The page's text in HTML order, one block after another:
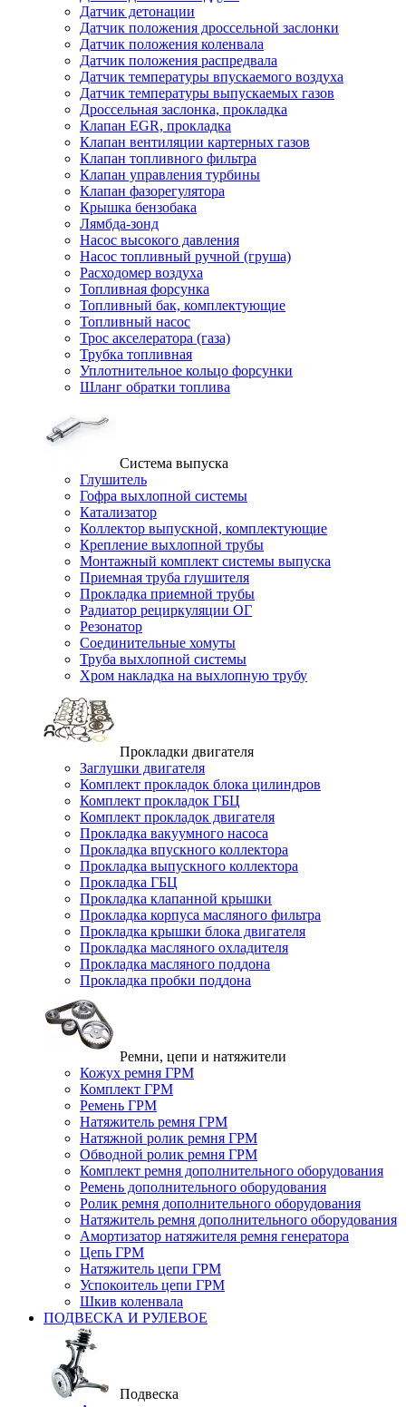
Датчик детонации
Датчик положения дроссельной заслонки
Датчик положения коленвала
Датчик положения распредвала
Датчик температуры впускаемого воздуха
Датчик температуры выпускаемых газов
Дроссельная заслонка, прокладка
Клапан EGR, прокладка
Клапан вентиляции картерных газов
Клапан топливного фильтра
Клапан управления турбины
Клапан фазорегулятора
Крышка бензобака
Лямбда-зонд
Насос высокого давления
Насос топливный ручной (груша)
Расходомер воздуха
Топливная форсунка
Топливный бак, комплектующие
Топливный насос
Трос акселератора (газа)
Трубка топливная
Уплотнительное кольцо форсунки
Шланг обратки топлива
Система выпуска
Глушитель
Гофра выхлопной системы
Катализатор
Коллектор выпускной, комплектующие
Крепление выхлопной трубы
Монтажный комплект системы выпуска
Приемная труба глушителя
Прокладка приемной трубы
Радиатор рециркуляции ОГ
Резонатор
Соединительные хомуты
Труба выхлопной системы
Хром накладка на выхлопную трубу
Прокладки двигателя
Заглушки двигателя
Комплект прокладок блока цилиндров
Комплект прокладок ГБЦ
Комплект прокладок двигателя
Прокладка вакуумного насоса
Прокладка впускного коллектора
Прокладка выпускного коллектора
Прокладка ГБЦ
Прокладка клапанной крышки
Прокладка корпуса масляного фильтра
Прокладка крышки блока двигателя
Прокладка масляного охладителя
Прокладка масляного поддона
Прокладка пробки поддона
Ремни, цепи и натяжители
Кожух ремня ГРМ
Комплект ГРМ
Ремень ГРМ
Натяжитель ремня ГРМ
Натяжной ролик ремня ГРМ
Обводной ролик ремня ГРМ
Комплект ремня дополнительного оборудования
Ремень дополнительного оборудования
Ролик ремня дополнительного оборудования
Натяжитель ремня дополнительного оборудования
Амортизатор натяжителя ремня генератора
Цепь ГРМ
Натяжитель цепи ГРМ
Успокоитель цепи ГРМ
Шкив коленвала
ПОДВЕСКА И РУЛЕВОЕ
Подвеска